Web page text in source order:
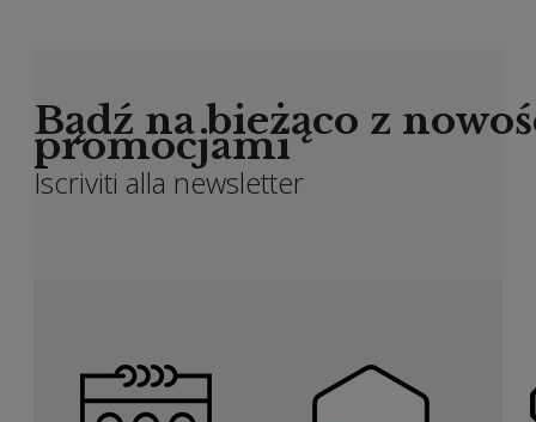
Bądź na bieżąco z
promocjami
Iscriviti alla newsletter